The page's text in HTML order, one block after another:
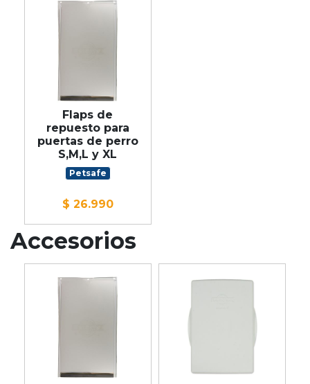
Flaps de
repuesto para
puertas de perro
S,M,L y XL
Petsafe
$ 26.990
Accesorios